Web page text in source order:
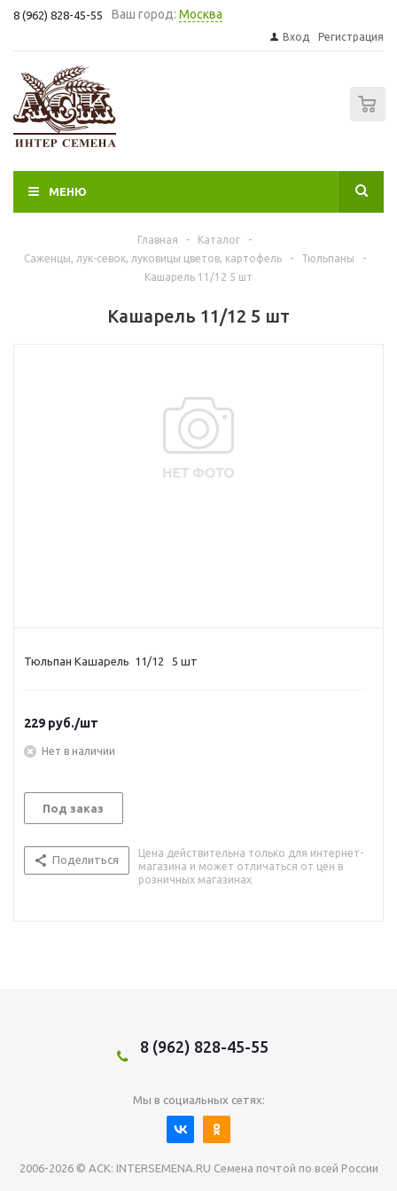
8 (962) 828-45-55 Ваш город: Москва
Вход Регистрация
МЕНЮ
Главная - Каталог
-
Саженцы, лук-севок, луковицы цветов, картофель
- Тюльпаны
-
Кашарель 11/12 5 шт
Кашарель 11/12 5 шт
Тюльпан Кашарель 11/12 5 шт
229 руб./шт
Нет в наличии
Под заказ
Поделиться
Цена действительна только для интернет-
магазина и может отличаться от цен в
розничных магазинах
8 (962) 828-45-55
Мы в социальных сетях:
2006-2026 © АСК: INTERSEMENA.RU Семена почтой по всей России